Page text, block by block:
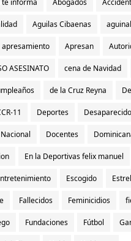
Aguilas Cibaenas
apresamiento Apresan
ASESINATO cena de Navidad
de la Cruz Reyna
11 Deportes
Docentes
En la Deportivas felix manuel
Escogido
Fallecidos Feminicidios
Fundaciones Fútbol